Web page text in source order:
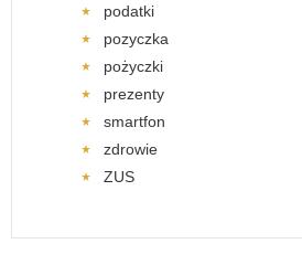
podatki
pozyczka
pożyczki
prezenty
smartfon
zdrowie
ZUS